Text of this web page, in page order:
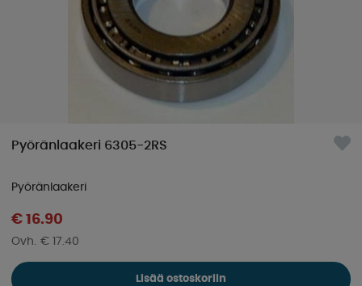
Pyöränlaakeri 6305-2RS
Pyöränlaakeri
€ 16.90
€ 17.40
Lisää ostoskoriin